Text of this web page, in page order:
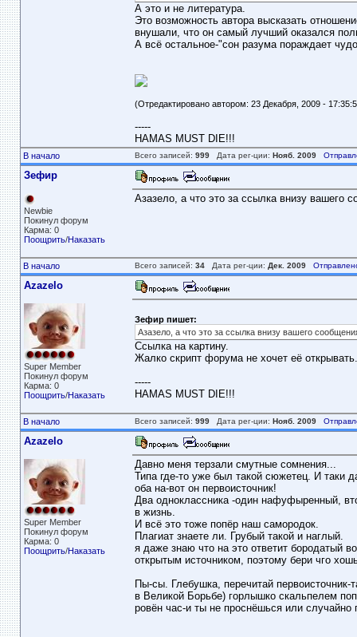
А это и не литература.
Это возможность автора высказать
внушали, что он самый лучший оказался
А всё остальное-"сон разума пораждает
(Отредактировано автором: 23 Декабря, 2009 -
-----
HAMAS MUST DIE!!!
В начало Всего записей: 999Дата рег-ции: Нояб. 2009
Зефир
Newbie
Покинул форум
Карма: 0
Поощрить/Наказать
Азазело, а что это за ссылка внизу вашего
В начало Всего записей: 34Дата рег-ции: Дек. 2009
Azazelo
Super Member
Покинул форум
Карма: 0
Поощрить/Наказать
Зефир пишет:
Азазело, а что это за ссылка внизу вашего
Ссылка на картину.
Жалко скрипт форума не хочет её открывать.
-----
HAMAS MUST DIE!!!
В начало Всего записей: 999Дата рег-ции: Нояб. 2009
Azazelo
Super Member
Покинул форум
Карма: 0
Поощрить/Наказать
Давно меня терзали смутные сомнения...
Типа где-то уже был такой сюжетец. И таки
оба на-вот он первоисточник!
Два одноклассника -один нафуфыренный,
в жизнь.
И всё это тоже попёр наш самородок.
Плагиат знаете ли. Грубый такой и наглый.
я даже знаю что на это ответит бородатый
открытым источником, поэтому бери чго
Пы-сы. Глебушка, перечитай
в Великой Борьбе) горлышко скальпелем
ровён час-и ты не проснёшься или